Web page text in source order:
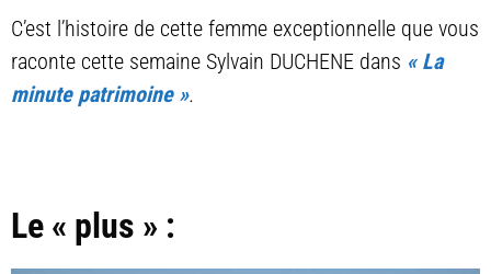
C’est l’histoire de cette femme exceptionnelle que vous
raconte cette semaine Sylvain DUCHENE dans « La
minute patrimoine ».
Le « plus » :